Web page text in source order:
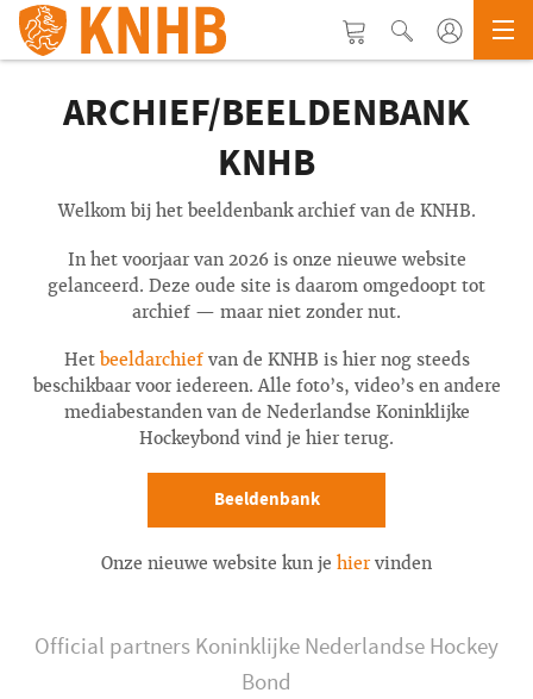
ARCHIEF/BEELDENBANK
KNHB
Welkom bij het beeldenbank archief van de KNHB.
In het voorjaar van 2026 is onze nieuwe website
gelanceerd. Deze oude site is daarom omgedoopt tot
archief — maar niet zonder nut.
Het beeldarchief van de KNHB is hier nog steeds
beschikbaar voor iedereen. Alle foto’s, video’s en andere
mediabestanden van de Nederlandse Koninklijke
Hockeybond vind je hier terug.
Beeldenbank
Onze nieuwe website kun je hiervinden
Official partners Koninklijke Nederlandse Hockey
Bond